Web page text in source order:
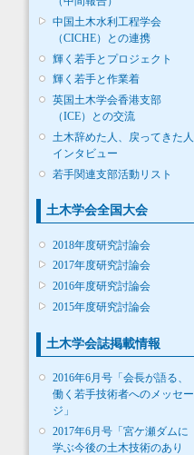
中国土木水利工程学会
（CICHE）との連携
輝く若手とプロジェクト
輝く若手と作業着
英国土木学会香港支部
（ICE）との交流
土木辞めた人、戻ってきた人
インタビュー
若手関連支部活動リスト
土木学会全国大会
2018年度研究討論会
2017年度研究討論会
2016年度研究討論会
2015年度研究討論会
土木学会誌掲載情報
2016年6月号「会長が語る、
働く若手技術者へのメッセー
ジ」
2017年6月号「宮ケ瀬ダムに
学ぶ今後の土木技術のあり